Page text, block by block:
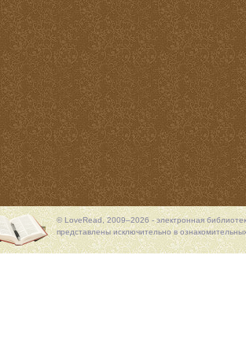
© LoveRead, 2009–2026 - электронная
представлены исключительно в